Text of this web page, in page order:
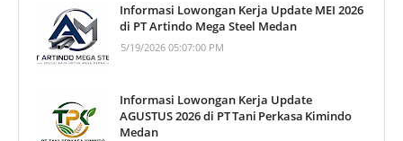
Informasi Lowongan Kerja Update MEI 2026
di PT Artindo Mega Steel Medan
5/19/2026 05:07:00 PM
Informasi Lowongan Kerja Update
AGUSTUS 2026 di PT Tani Perkasa Kimindo
Medan